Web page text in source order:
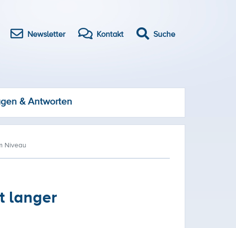
Newsletter Kontakt Suche
& Antworten
Niveau
langer